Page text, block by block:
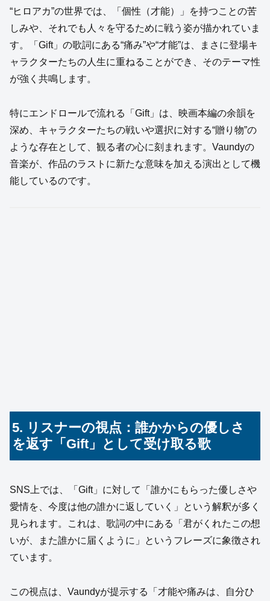
“ヒロアカ”の世界では、「個性（才能）」を持つことの苦
しみや、それでも人々を守るために戦う姿が描かれていま
す。「Gift」の歌詞にある“痛み”や“才能”は、まさに登場キ
ャラクターたちの人生に重ねることができ、そのテーマ性
が強く共鳴します。
特にエンドロールで流れる「Gift」は、映画本編の余韻を
深め、キャラクターたちの戦いや選択に対する“贈り物”の
ような存在として、観る者の心に刻まれます。Vaundyの
音楽が、作品のラストに新たな意味を加える演出として機
能しているのです。
5. リスナーの視点：誰かからの優しさ
を返す「Gift」として受け取る歌
SNS上では、「Gift」に対して「誰かにもらった優しさや
愛情を、今度は他の誰かに返していく」という解釈が多く
見られます。これは、歌詞の中にある「君がくれたこの想
いが、また誰かに届くように」というフレーズに象徴され
ています。
この視点は、Vaundyが提示する「才能や痛みは、自分ひ